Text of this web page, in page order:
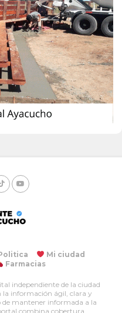
Mi ciudad
Farmacias
independiente de la ciudad
información ágil, clara y
de mantener informada a la
combina cobertura